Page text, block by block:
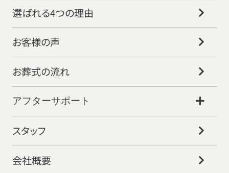
選ばれる4つの理由
お客様の声
お葬式の流れ
アフターサポート
スタッフ
会社概要